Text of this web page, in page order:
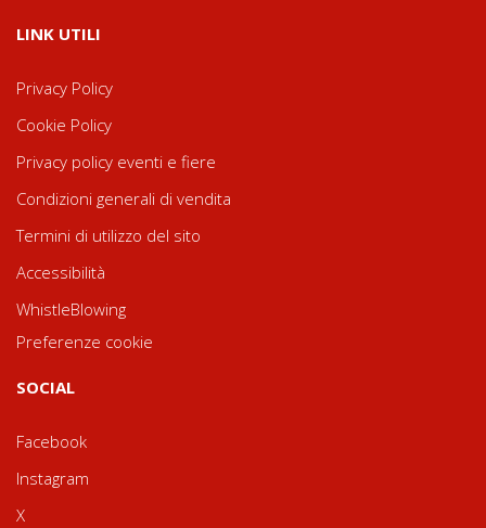
LINK UTILI
Privacy Policy
Cookie Policy
Privacy policy eventi e fiere
Condizioni generali di vendita
Termini di utilizzo del sito
Accessibilità
WhistleBlowing
Preferenze cookie
SOCIAL
Facebook
Instagram
X